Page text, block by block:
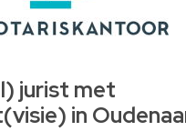
jurist met
in